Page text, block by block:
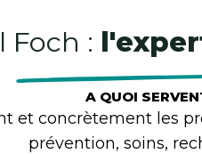
la
Foch
Foch :
A QUOI
et concrètement les
prévention, soins,